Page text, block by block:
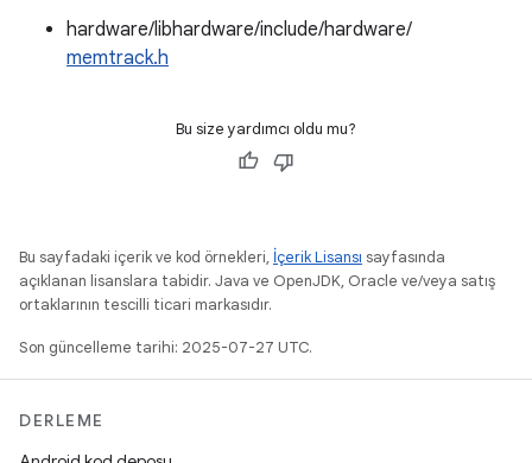
hardware/libhardware/include/hardware/
memtrack.h
Bu size yardımcı oldu mu?
Bu sayfadaki içerik ve kod örnekleri, İçerik Lisansı sayfasında
açıklanan lisanslara tabidir. Java ve OpenJDK, Oracle ve/veya satış
ortaklarının tescilli ticari markasıdır.
Son güncelleme tarihi: 2025-07-27 UTC.
DERLEME